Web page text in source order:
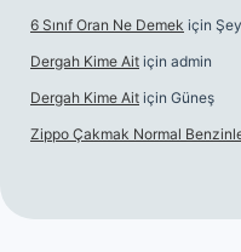
6 Sınıf Oran Ne Demek için
Dergah Kime Ait için admin
Dergah Kime Ait için Güneş
Zippo Çakmak Normal